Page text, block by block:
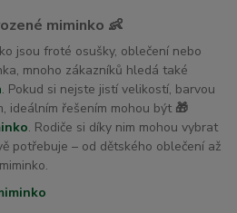
miminko 👶
jsou froté osušky, oblečení nebo
mnoho zákazníků hledá také
. Pokud si nejste jistí velikostí, barvou
ideálním řešením mohou být 🎁
. Rodiče si díky nim mohou vybrat
potřebuje – od dětského oblečení až